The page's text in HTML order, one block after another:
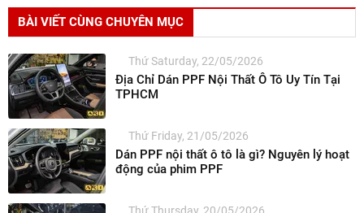
BÀI VIẾT CÙNG CHUYÊN MỤC
Thứ Saturday, 22/05/2026
Địa Chỉ Dán PPF Nội Thất Ô Tô Uy Tín Tại
TPHCM
Thứ Friday, 21/05/2026
Dán PPF nội thất ô tô là gì? Nguyên lý hoạt
động của phim PPF